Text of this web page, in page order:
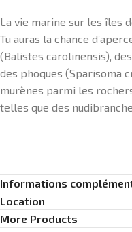
La vie marine sur les îles
Tu auras la chance
(Balistes carolinensis),
des phoques (Sparisoma
murènes parmi les
telles que des
Informations
Location
More Products